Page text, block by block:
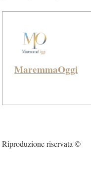
MaremmaOggi
Riproduzione riservata ©